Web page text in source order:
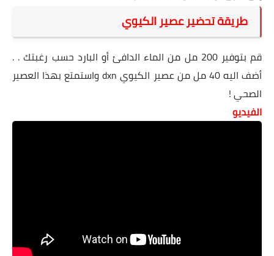
طريقة تحضير عصير الكيوي
قم بتوفير 200 مل من الماء الدافئ أو البارد حسب رغبتك . .
أضف اليه 40 مل من عصير الكيوي dxn واستمتع بهذا العصير
الصحي !
الفيديو